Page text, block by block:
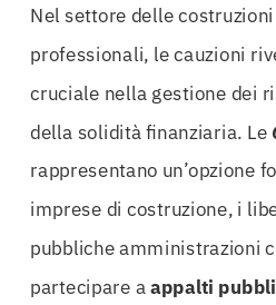
Nel settore delle
professionali, le cauzioni
cruciale nella gestione dei
della solidità finanziaria. Le
rappresentano un’opzione
imprese di costruzione, i
pubbliche amministrazioni
partecipare aappalti